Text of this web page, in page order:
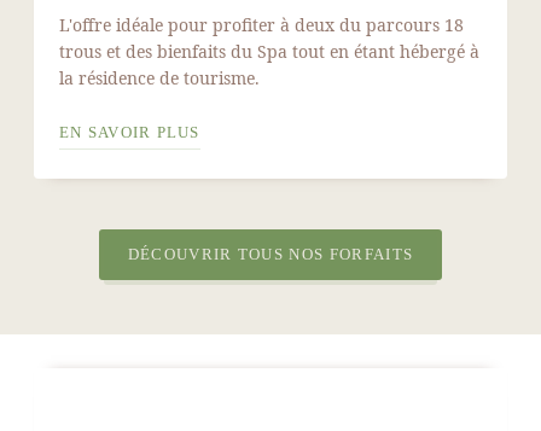
L'offre idéale pour profiter à deux du parcours 18
trous et des bienfaits du Spa tout en étant hébergé à
la résidence de tourisme.
EN SAVOIR PLUS
DÉCOUVRIR TOUS NOS FORFAITS